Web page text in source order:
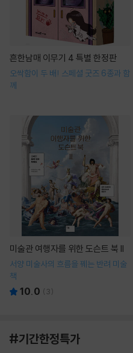
흔한남매 이무기 4 특별 한정판
오싹함이 두 배! 스페셜 굿즈 6종과 함
께
미술관 여행자를 위한 도슨트 북 II
서양 미술사의 흐름을 꿰는 반려 미술
책
10.0 ( 3)
#기간한정특가